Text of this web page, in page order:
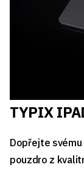
TYPIX
Dopřejte
pouzdro z